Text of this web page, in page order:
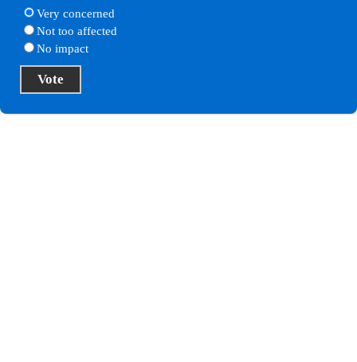
Very concerned
Not too affected
No impact